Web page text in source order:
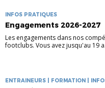
INFOS PRATIQUES
Engagements 2026-2027
Les engagements dans nos
footclubs. Vous avez jusqu'au 19
ENTRAINEURS | FORMATION |